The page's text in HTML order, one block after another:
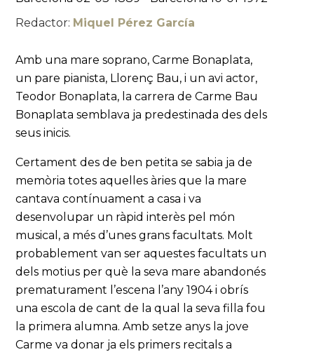
Redactor: Miquel Pérez García
Amb una mare soprano, Carme Bonaplata,
un pare pianista, Llorenç Bau, i un avi actor,
Teodor Bonaplata, la carrera de Carme Bau
Bonaplata semblava ja predestinada des dels
seus inicis.
Certament des de ben petita se sabia ja de
memòria totes aquelles àries que la mare
cantava contínuament a casa i va
desenvolupar un ràpid interès pel món
musical, a més d’unes grans facultats. Molt
probablement van ser aquestes facultats un
dels motius per què la seva mare abandonés
prematurament l’escena l’any 1904 i obrís
una escola de cant de la qual la seva filla fou
la primera alumna. Amb setze anys la jove
Carme va donar ja els primers recitals a